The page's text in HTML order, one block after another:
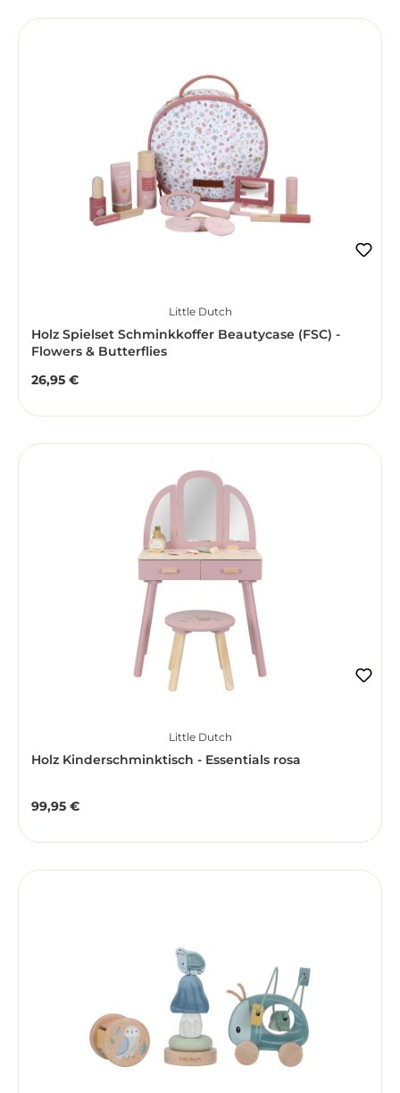
Little Dutch
Holz Spielset Schminkkoffer Beautycase (FSC) -
Flowers & Butterflies
Regulärer Preis:
26,95 €
Little Dutch
Holz Kinderschminktisch - Essentials rosa
Regulärer Preis:
99,95 €